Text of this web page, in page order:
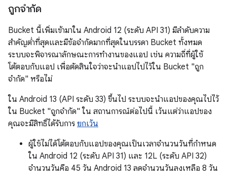
ถูกจำกัด
Bucket นี้เพิ่มเข้ามาใน Android 12 (ระดับ API 31) มีลำดับความ
สำคัญต่ำที่สุดและมีข้อจำกัดมากที่สุดในบรรดา Bucket ทั้งหมด
ระบบจะพิจารณาลักษณะการทำงานของแอป เช่น ความถี่ที่ผู้ใช้
โต้ตอบกับแอป เพื่อตัดสินใจว่าจะนำแอปไปไว้ใน Bucket "ถูก
จำกัด" หรือไม่
ใน Android 13 (API ระดับ 33) ขึ้นไป ระบบจะนำแอปของคุณไปไว้
ใน Bucket "ถูกจำกัด" ใน สถานการณ์ต่อไปนี้ เว้นแต่ว่าแอปของ
คุณจะมีสิทธิ์ได้รับการ ยกเว้น
ผู้ใช้ไม่ได้โต้ตอบกับแอปของคุณเป็นเวลาจำนวนวันที่กำหนด
ใน Android 12 (ระดับ API 31) และ 12L (ระดับ API 32)
จำนวนวันคือ 45 วัน Android 13 ลดจำนวนวันลงเหลือ 8 วัน